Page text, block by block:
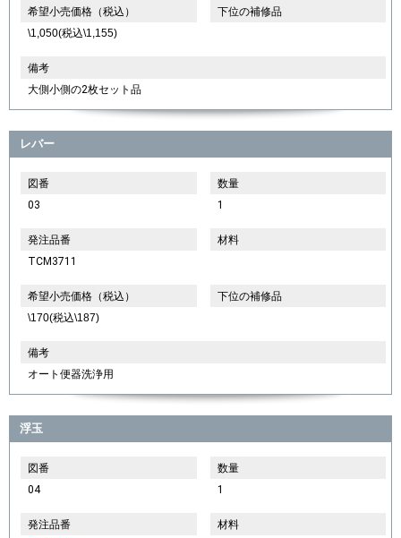
希望小売価格（税込）
\1,050(税込\1,155)
下位の補修品
備考
大側小側の2枚セット品
レバー
図番
03
数量
1
発注品番
TCM3711
材料
希望小売価格（税込）
\170(税込\187)
下位の補修品
備考
オート便器洗浄用
浮玉
図番
04
数量
1
発注品番
材料